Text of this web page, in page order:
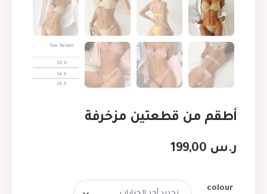
أطقم من قطعتين مزخرفة
ر.س
colour